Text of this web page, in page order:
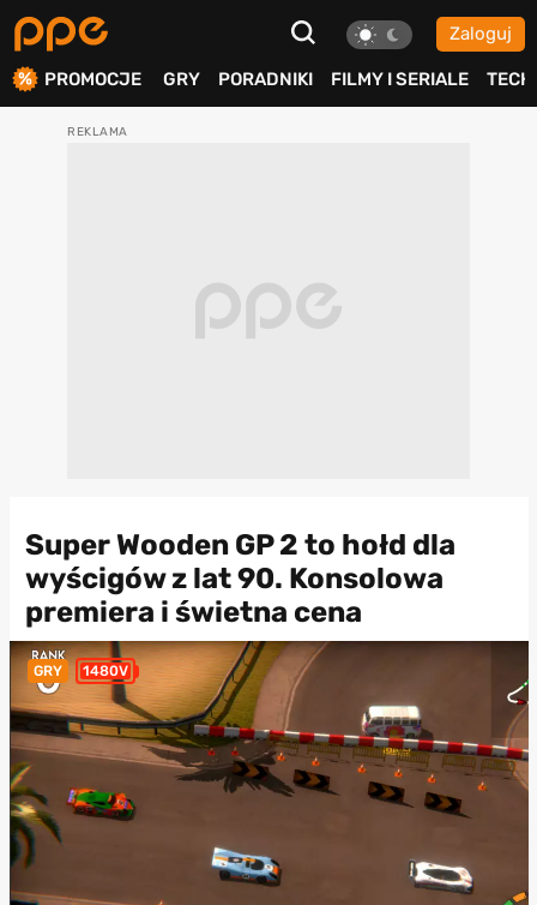
Zaloguj
PROMOCJE GRY PORADNIKI FILMY I SERIALE TECH
Super Wooden GP 2 to hołd dla
wyścigów z lat 90. Konsolowa
premiera i świetna cena
GRY 1480V